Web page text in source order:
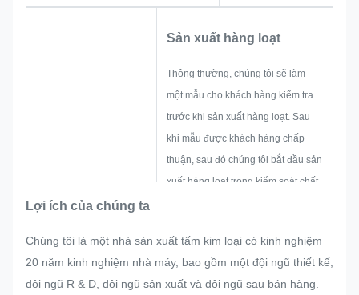
Sản xuất hàng loạt
Thông thường, chúng tôi sẽ làm
một mẫu cho khách hàng kiểm tra
trước khi sản xuất hàng loạt. Sau
khi mẫu được khách hàng chấp
thuận, sau đó chúng tôi bắt đầu sản
xuất hàng loạt trong kiểm soát chất
cầu bởi khách hàng đột ngột trong
sản xuất hàng loạt của biển hiệu,
nhãn kim loại, nhãn kim loại và thẻ,
Lợi ích của chúng ta
Chúng tôi là một nhà sản xuất tấm kim loại có kinh nghiệm
20 năm kinh nghiệm nhà máy, bao gồm một đội ngũ thiết kế,
đội ngũ R & D, đội ngũ sản xuất và đội ngũ sau bán hàng.